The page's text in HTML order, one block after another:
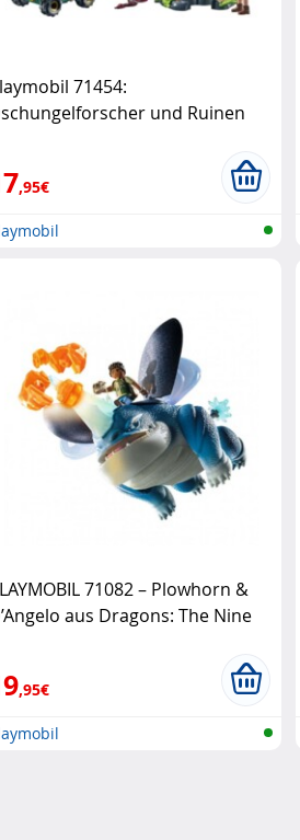
71454:
und Ruinen
,95€
71082 – Plowhorn &
aus Dragons: The Nine
,95€